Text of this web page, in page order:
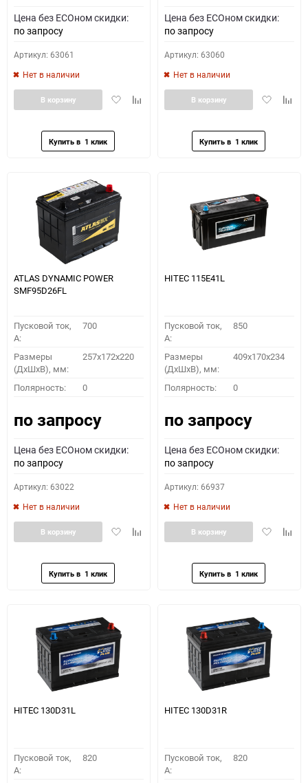
Цена без ECOном скидки:
по запросу
Артикул: 63061
Нет в наличии
ДобавитьДобавить
В корзину
Цена без ECOном скидки:
по запросу
Артикул: 63060
Нет в наличии
Добавить
В корзину
ATLAS DYNAMIC POWER
SMF95D26FL
Пусковой ток,
A:
700
Размеры
(ДхШхВ), мм:
257x172x220
Полярность: 0
по запросу
Цена без ECOном скидки:
по запросу
Артикул: 63022
Нет в наличии
ДобавитьДобавить
В корзину
HITEC 115E41L
Пусковой ток,
A:
850
Размеры
(ДхШхВ), мм:
409x170x234
Полярность: 0
по запросу
Цена без ECOном скидки:
по запросу
Артикул: 66937
Нет в наличии
Добавить
В корзину
HITEC 130D31L
Пусковой ток,
A:
820
HITEC 130D31R
Пусковой ток,
A:
820